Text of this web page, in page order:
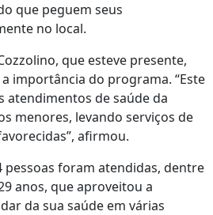
que peguem seus
no local.
que esteve presente,
importância do programa. “Este
atendimentos de saúde da
menores, levando serviços de
afirmou.
pessoas foram atendidas, dentre
anos, que aproveitou a
da sua saúde em várias